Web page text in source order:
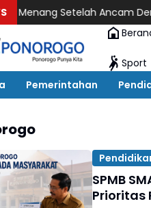
Setelah Ancam Demo
Sport
Pemerintahan
SPMB
Prioritas